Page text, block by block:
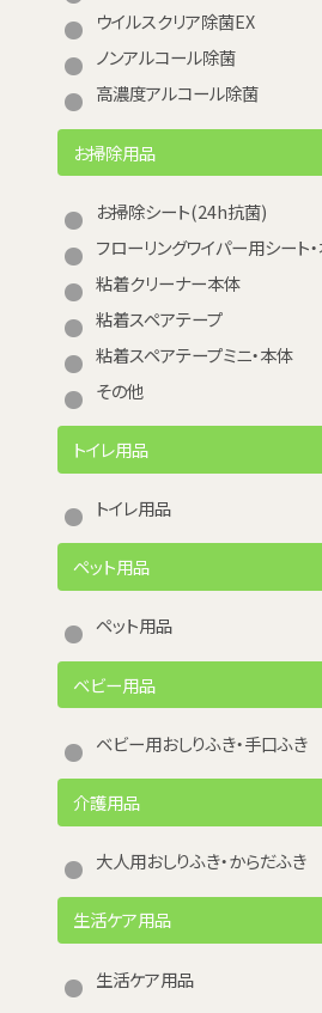
ウイルスクリア除菌EX
ノンアルコール除菌
高濃度アルコール除菌
お掃除用品
お掃除シート(24h抗菌)
フローリングワイパー用シート
粘着クリーナー本体
粘着スペアテープ
粘着スペアテープミニ・本体
その他
トイレ用品
トイレ用品
ペット用品
ペット用品
ベビー用品
ベビー用おしりふき・手口ふき
介護用品
大人用おしりふき・からだふき
生活ケア用品
生活ケア用品